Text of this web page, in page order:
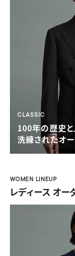
CLASSIC
100年の歴史と
洗練されたオ
WOMEN LINEUP
レディース オー